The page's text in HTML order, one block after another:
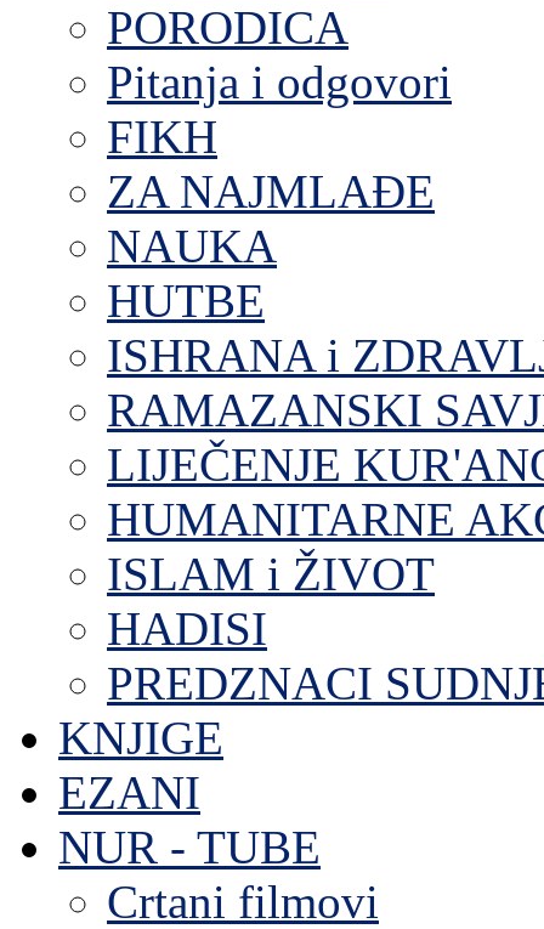
PORODICA
Pitanja i odgovori
FIKH
ZA NAJMLAĐE
NAUKA
HUTBE
ISHRANA i
RAMAZANSKI
LIJEČENJE
HUMANITARNE
ISLAM i ŽIVOT
HADISI
PREDZNACI
KNJIGE
EZANI
NUR - TUBE
Crtani filmovi